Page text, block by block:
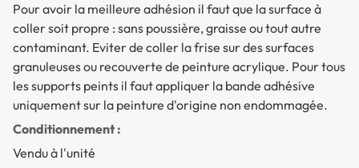
Pour avoir la meilleure adhésion il faut que la surface à
coller soit propre : sans poussière, graisse ou tout autre
contaminant. Eviter de coller la frise sur des surfaces
granuleuses ou recouverte de peinture acrylique. Pour tous
les supports peints il faut appliquer la bande adhésive
uniquement sur la peinture d'origine non endommagée.
Conditionnement :
Vendu à l'unité